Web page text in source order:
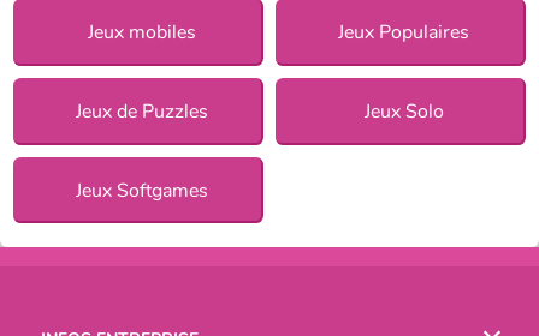
Jeux mobiles Jeux Populaires
Jeux de Puzzles Jeux Solo
Jeux Softgames